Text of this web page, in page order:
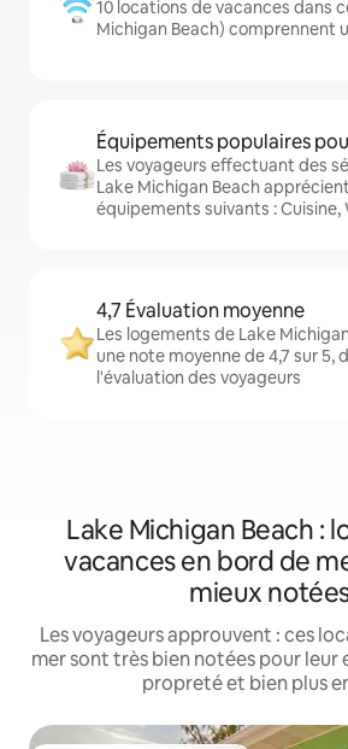
10 locations de vacances dans
Michigan Beach) comprennent
Équipements populaires
Les voyageurs effectuant des
Lake Michigan Beach
équipements suivants : Cuisine,
4,7 Évaluation moyenne
Les logements de Lake
une note moyenne de 4,7 sur 5,
l'évaluation des voyageurs
Lake Michigan Beach :
vacances en bord de
mieux
Les voyageurs approuvent : ces
mer sont très bien notées pour leur
propreté et bien plus